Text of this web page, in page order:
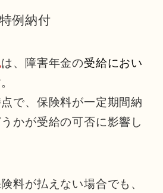
例納付
は、障害年金の受給におい
で、保険料が一定期間納
かが受給の可否に影響し
料が払えない場合でも、